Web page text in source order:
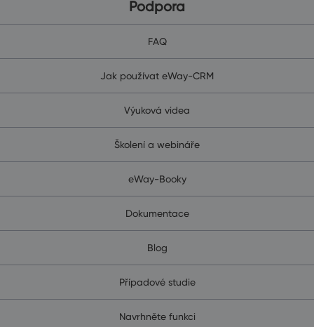
Podpora
FAQ
Jak používat eWay-CRM
Výuková videa
Školení a webináře
eWay-Booky
Dokumentace
Blog
Případové studie
Navrhněte funkci